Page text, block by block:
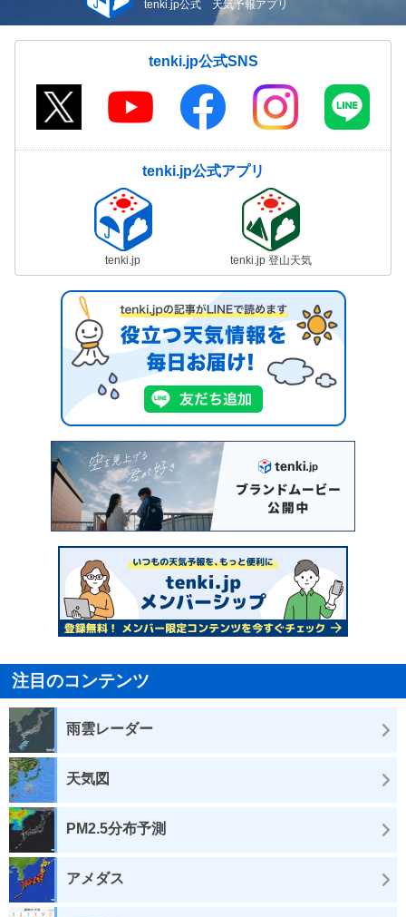
tenki.jp公式 天気予報アプリ
tenki.jp公式SNS
tenki.jp公式アプリ
tenki.jp tenki.jp 登山天気
注目のコンテンツ
雨雲レーダー
天気図
PM2.5分布予測
アメダス